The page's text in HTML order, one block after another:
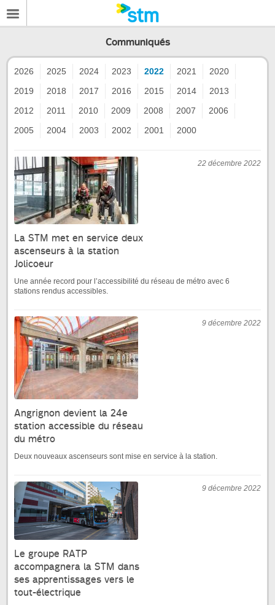
Communiqués
2026 2025 2024 2023 2022 2021
2020
2019
2018 2017 2016 2015 2014
2013
2012
2011 2010 2009 2008 2007
2006
2005
2004 2003 2002 2001 2000
22 décembre 2022
La STM met en service deux
ascenseurs à la station
Jolicoeur
Une année record pour l’accessibilité du réseau de métro avec 6
stations rendus accessibles.
9 décembre 2022
Angrignon devient la 24e
station accessible du réseau
du métro
Deux nouveaux ascenseurs sont mise en service à la station.
9 décembre 2022
Le groupe RATP
accompagnera la STM dans
ses apprentissages vers le
tout-électrique